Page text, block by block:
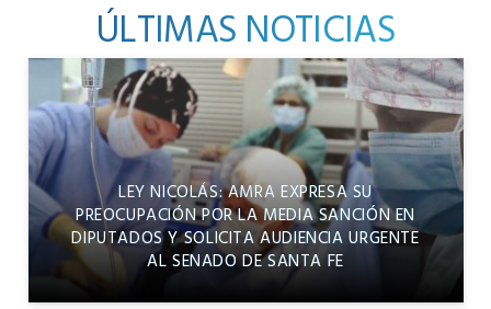
ÚLTIMAS NOTICIAS
LEY NICOLÁS: AMRA EXPRESA SU
PREOCUPACIÓN POR LA MEDIA SANCIÓN EN
DIPUTADOS Y SOLICITA AUDIENCIA URGENTE
AL SENADO DE SANTA FE